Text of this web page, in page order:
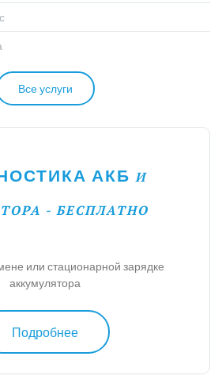
Все услуги
АКБ И
- БЕСПЛАТНО
или стационарной зарядке
аккумулятора
Подробнее